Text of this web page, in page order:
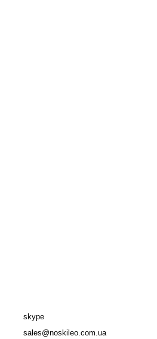
skype
sales@noskileo.com.ua